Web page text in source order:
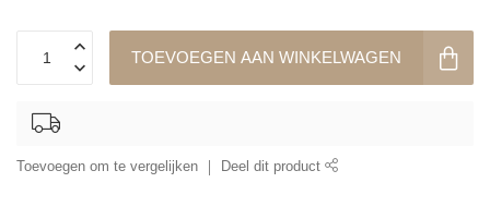
TOEVOEGEN AAN WINKELWAGEN
Toevoegen om te vergelijken Deel dit product